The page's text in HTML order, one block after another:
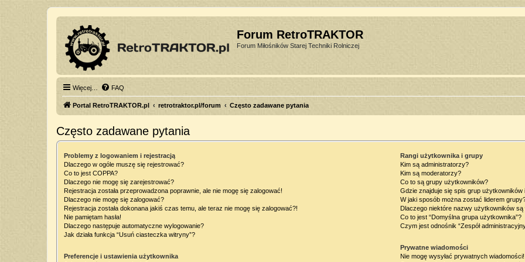
Forum RetroTRAKTOR
Forum Miłośników Starej Techniki Rolniczej
Więcej… FAQ
Portal RetroTRAKTOR.pl retrotraktor.pl/forum Często zadawane pytania
Często zadawane pytania
Problemy z logowaniem i rejestracją
Dlaczego w ogóle muszę się rejestrować?
Co to jest COPPA?
Dlaczego nie mogę się zarejestrować?
Rejestracja została przeprowadzona poprawnie, ale nie mogę się zalogować!
Dlaczego nie mogę się zalogować?
Rejestracja została dokonana jakiś czas temu, ale teraz nie mogę się zalogować?!
Nie pamiętam hasła!
Dlaczego następuje automatyczne wylogowanie?
Jak działa funkcja “Usuń ciasteczka witryny”?
Preferencje i ustawienia użytkownika
Rangi użytkownika i grupy
Kim są administratorzy?
Kim są moderatorzy?
Co to są grupy użytkowników?
Gdzie znajduje się spis grup użytkowników
W jaki sposób można zostać liderem
Dlaczego niektóre nazwy użytkowników
Co to jest “Domyślna grupa użytkownika”?
Czym jest odnośnik “Zespół
Prywatne wiadomości
Nie mogę wysyłać prywatnych wiadomości!